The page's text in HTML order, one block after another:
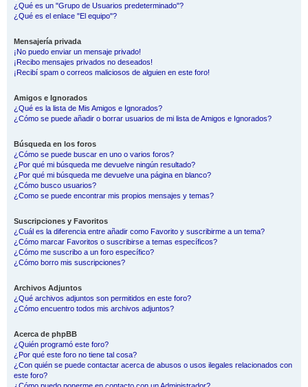
¿Qué es un "Grupo de Usuarios predeterminado"?
¿Qué es el enlace "El equipo"?
Mensajería privada
¡No puedo enviar un mensaje privado!
¡Recibo mensajes privados no deseados!
¡Recibí spam o correos maliciosos de alguien en este foro!
Amigos e Ignorados
¿Qué es la lista de Mis Amigos e Ignorados?
¿Cómo se puede añadir o borrar usuarios de mi lista de Amigos e Ignorados?
Búsqueda en los foros
¿Cómo se puede buscar en uno o varios foros?
¿Por qué mi búsqueda me devuelve ningún resultado?
¿Por qué mi búsqueda me devuelve una página en blanco?
¿Cómo busco usuarios?
¿Como se puede encontrar mis propios mensajes y temas?
Suscripciones y Favoritos
¿Cuál es la diferencia entre añadir como Favorito y suscribirme a un tema?
¿Cómo marcar Favoritos o suscribirse a temas específicos?
¿Cómo me suscribo a un foro específico?
¿Cómo borro mis suscripciones?
Archivos Adjuntos
¿Qué archivos adjuntos son permitidos en este foro?
¿Cómo encuentro todos mis archivos adjuntos?
Acerca de phpBB
¿Quién programó este foro?
¿Por qué este foro no tiene tal cosa?
¿Con quién se puede contactar acerca de abusos o usos ilegales relacionados con
este foro?